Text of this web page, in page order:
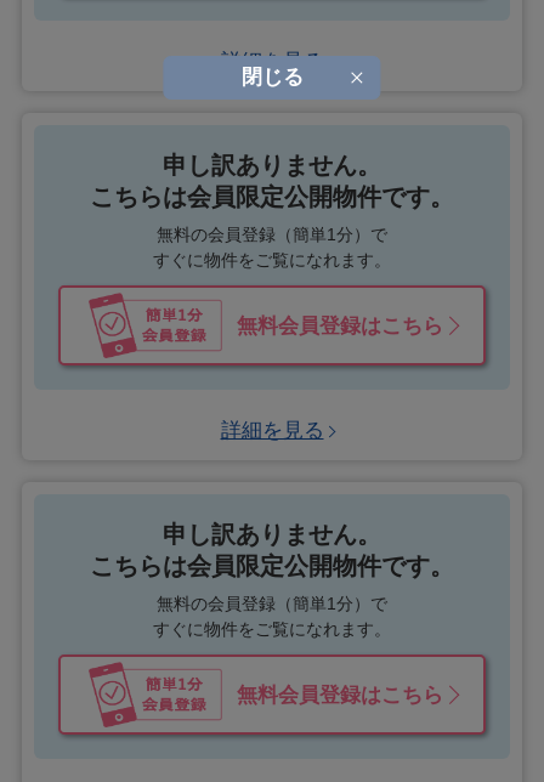
詳細を見る
申し訳ありません。
こちらは会員限定公開物件です。
無料の会員登録（簡単1分）で
すぐに物件をご覧になれます。
無料会員登録はこちら
詳細を見る
申し訳ありません。
こちらは会員限定公開物件です。
無料の会員登録（簡単1分）で
すぐに物件をご覧になれます。
無料会員登録はこちら
閉じる